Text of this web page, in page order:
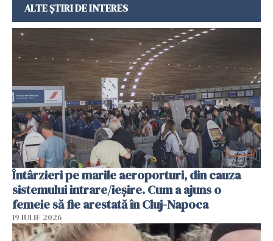
ALTE ȘTIRI DE INTERES
Întârzieri pe marile aeroporturi, din cauza
sistemului intrare/ieșire. Cum a ajuns o
femeie să fie arestată în Cluj-Napoca
19 IULIE 2026